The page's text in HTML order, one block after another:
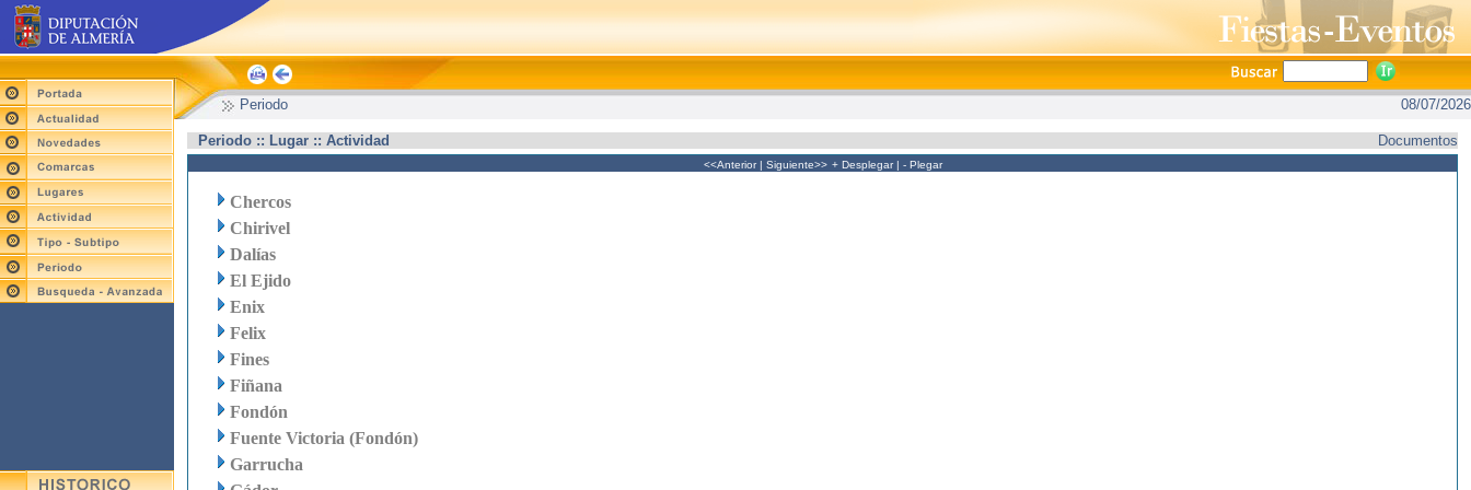
Periodo 08/07/2026
Periodo :: Lugar :: Actividad Documentos
<<Anterior| Siguiente>> + Desplegar| - Plegar
Chercos
Chirivel
Dalías
El Ejido
Enix
Felix
Fines
Fiñana
Fondón
Fuente Victoria (Fondón)
Garrucha